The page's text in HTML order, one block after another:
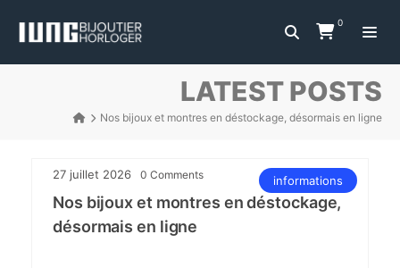
0
LATEST POSTS
Nos bijoux et montres en déstockage, désormais en ligne
informations
27 juillet 2026 0 Comments
Nos bijoux et montres en déstockage,
désormais en ligne